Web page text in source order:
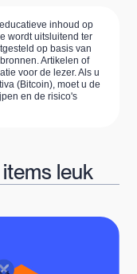
inhoud op
wordt uitsluitend ter
op basis van
Artikelen of
voor de lezer. Als u
(Bitcoin), moet u de
en de risico's
leuk